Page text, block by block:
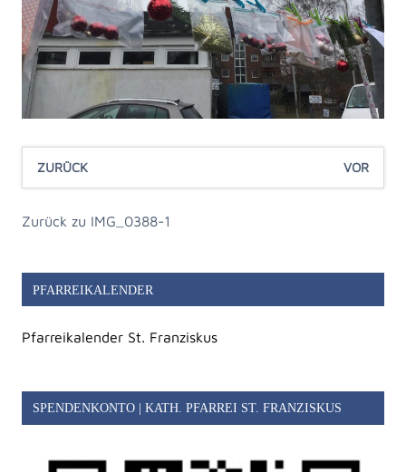
ZURÜCK VOR
Zurück zu IMG_0388-1
PFARREIKALENDER
Pfarreikalender St. Franziskus
SPENDENKONTO | KATH. PFARREI ST. FRANZISKUS